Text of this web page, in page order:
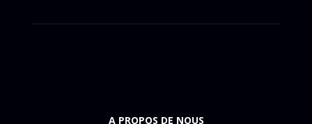
A PROPOS DE NOUS